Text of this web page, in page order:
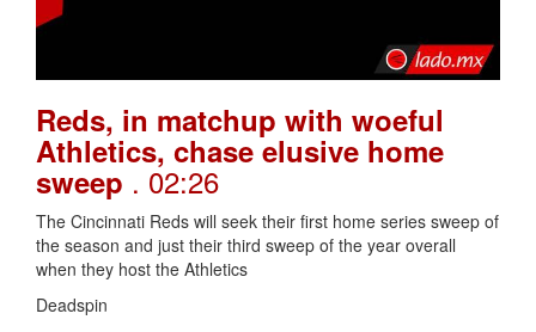
Reds, in matchup with woeful
Athletics, chase elusive home
sweep . 02:26
The Cincinnati Reds will seek their first home series sweep of
the season and just their third sweep of the year overall
when they host the Athletics
Deadspin